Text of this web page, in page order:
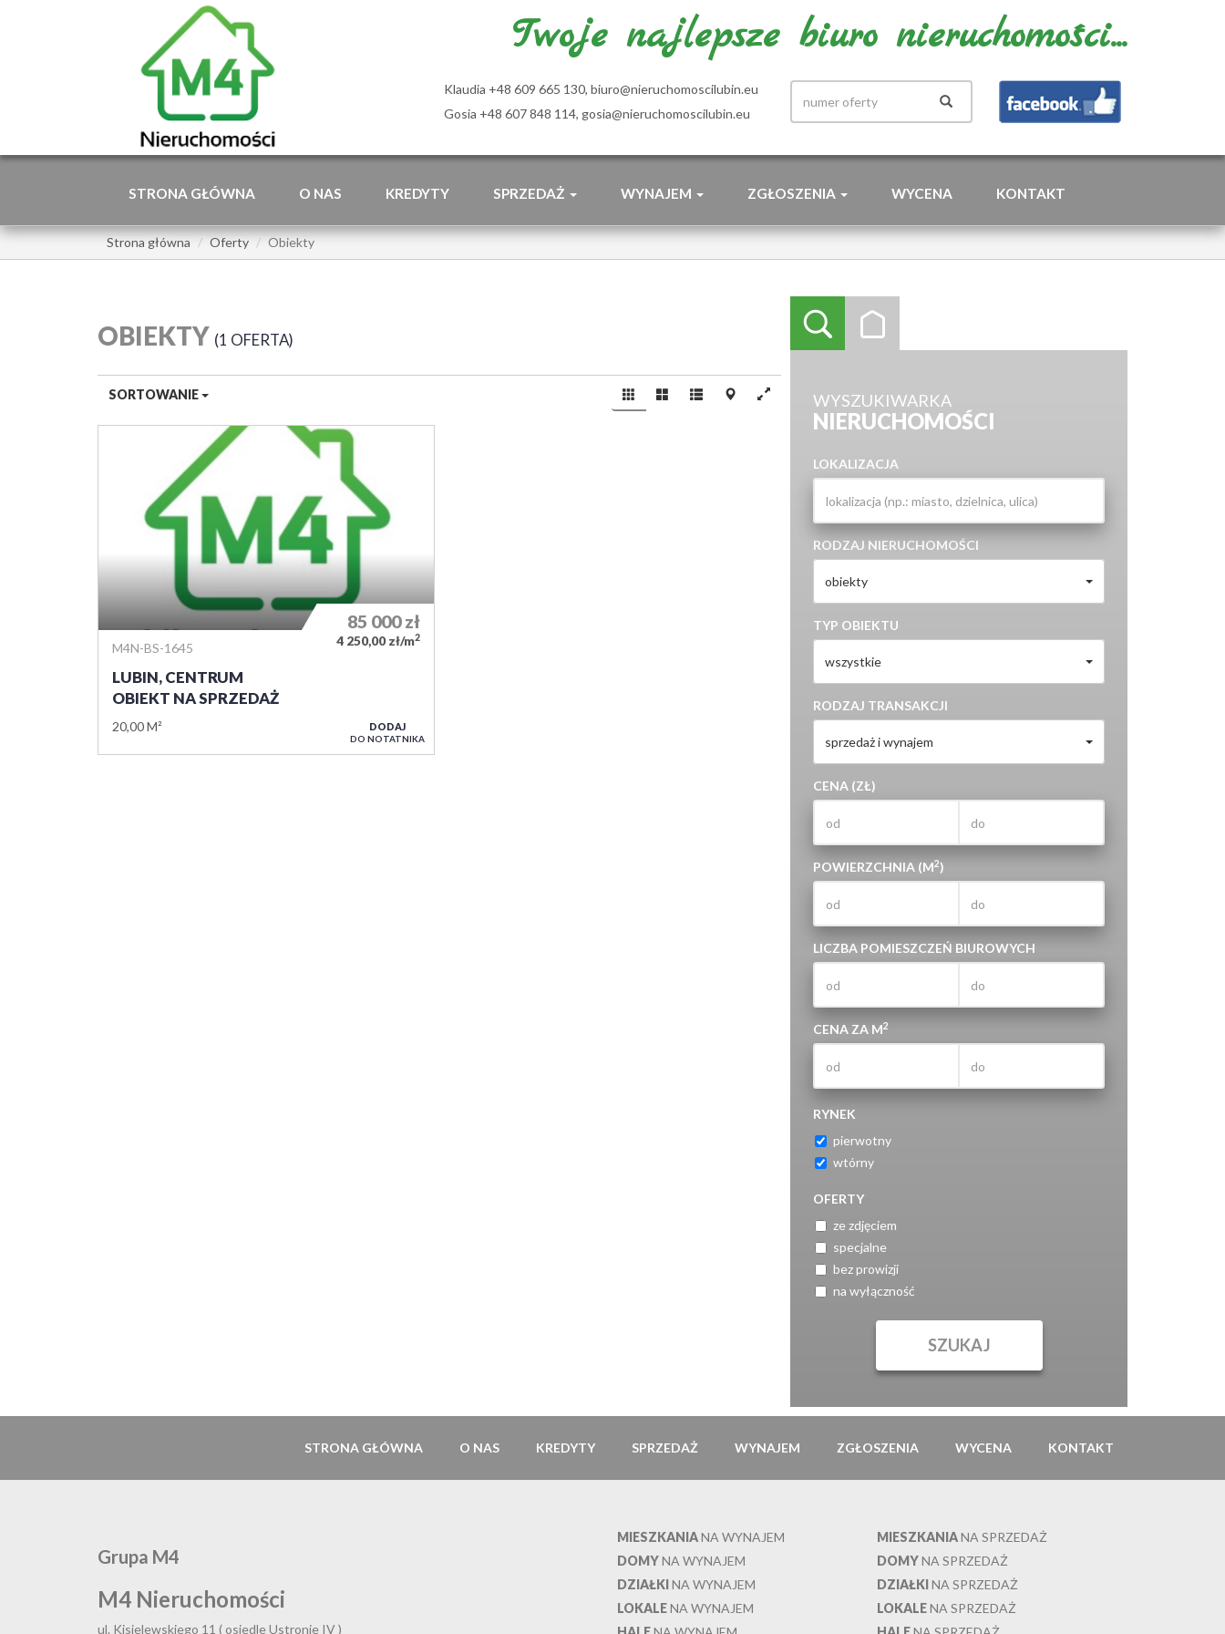
Twoje najlepsze biuro nieruchomości...
Klaudia +48 609 665 130, biuro@nieruchomoscilubin.eu
Gosia +48 607 848 114, gosia@nieruchomoscilubin.eu
STRONA GŁÓWNA O NAS KREDYTY SPRZEDAŻ WYNAJEM ZGŁOSZENIA WYCENA KONTAKT
Strona główna Oferty Obiekty
WYSZUKIWARKA
NIERUCHOMOŚCI
LOKALIZACJA
RODZAJ NIERUCHOMOŚCI
obiekty
TYP OBIEKTU
wszystkie
RODZAJ TRANSAKCJI
sprzedaż i wynajem
CENA (ZŁ)
POWIERZCHNIA (M2)
LICZBA POMIESZCZEŃ BIUROWYCH
CENA ZA M2
RYNEK
pierwotny
wtórny
OFERTY
ze zdjęciem
specjalne
bez prowizji
na wyłączność
OBIEKTY 1 OFERTA
SORTOWANIE
M4N-BS-1645
LUBIN, CENTRUM
OBIEKT NA SPRZEDAŻ
20,00 M²
85 000zł
4 250,00 zł/m2
DODAJ
DO NOTATNIKA
STRONA GŁÓWNA O NAS KREDYTY SPRZEDAŻ WYNAJEM ZGŁOSZENIA WYCENA KONTAKT
Grupa M4
M4 Nieruchomości
ul. Kisielewskiego 11 ( osiedle Ustronie IV )
MIESZKANIANA WYNAJEM
DOMYNA WYNAJEM
DZIAŁKINA WYNAJEM
LOKALENA WYNAJEM
MIESZKANIANA SPRZEDAŻ
DOMYNA SPRZEDAŻ
DZIAŁKINA SPRZEDAŻ
LOKALENA SPRZEDAŻ